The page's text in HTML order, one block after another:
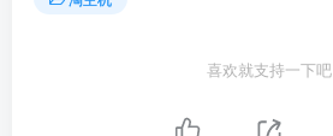
喜欢就支持一下吧